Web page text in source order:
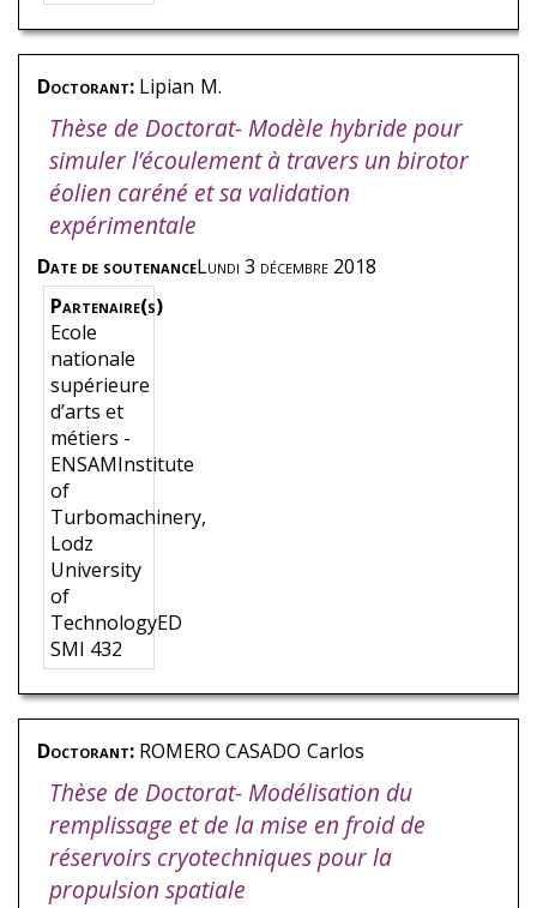
Doctorant: Lipian M.
Thèse de Doctorat- Modèle hybride pour
simuler l’écoulement à travers un birotor
éolien caréné et sa validation
expérimentale
Date de soutenanceLundi 3 décembre 2018
Partenaire(s)
Ecole
nationale
supérieure
d’arts et
métiers -
ENSAMInstitute
of
Turbomachinery,
Lodz
University
of
TechnologyED
SMI 432
Doctorant: ROMERO CASADO Carlos
Thèse de Doctorat- Modélisation du
remplissage et de la mise en froid de
réservoirs cryotechniques pour la
propulsion spatiale